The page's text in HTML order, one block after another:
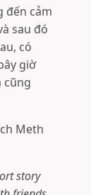
đến cảm
sau đó
có
giờ
cũng
Meth
story